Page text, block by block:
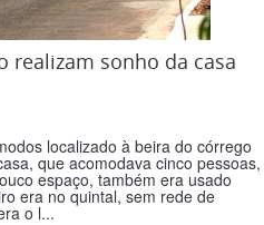
realizam sonho da casa
localizado à beira do córrego
que acomodava cinco pessoas,
espaço, também era usado
era no quintal, sem rede de
o l...